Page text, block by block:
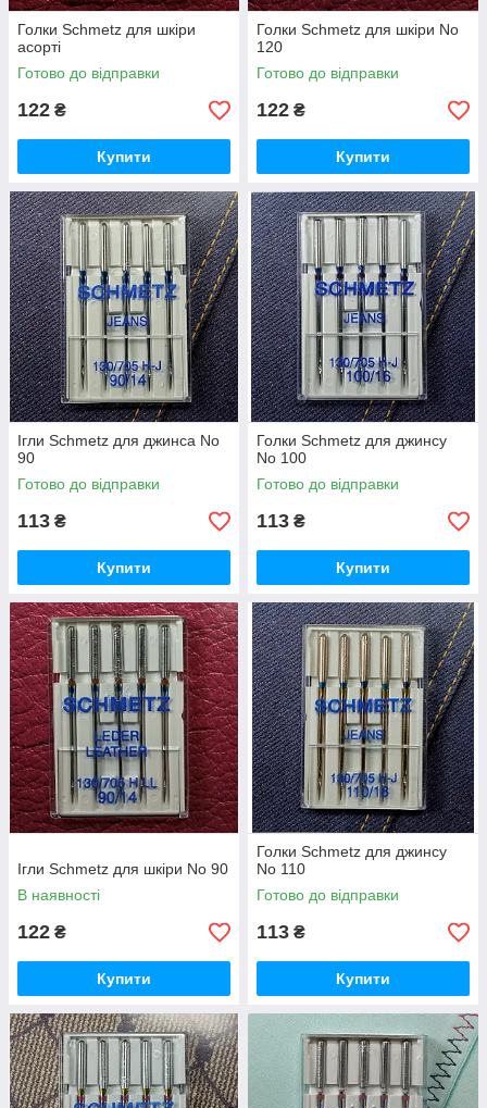
Голки Schmetz для шкіри
асорті
Готово до відправки
122 ₴
Купити
Голки Schmetz для шкіри No
120
Готово до відправки
122 ₴
Купити
Ігли Schmetz для джинса No
90
Готово до відправки
113 ₴
Купити
Голки Schmetz для джинсу
No 100
Готово до відправки
113 ₴
Купити
Ігли Schmetz для шкіри No 90
В наявності
122 ₴
Купити
Голки Schmetz для джинсу
No 110
Готово до відправки
113 ₴
Купити